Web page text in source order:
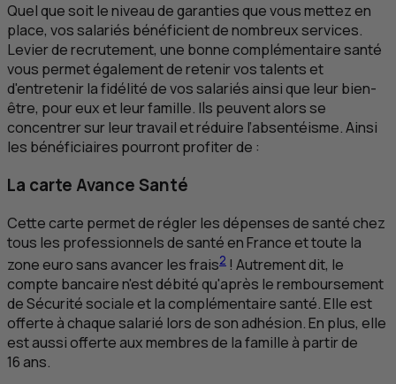
Quel que soit le niveau de garanties que vous mettez en
place, vos salariés bénéficient de nombreux services.
Levier de recrutement, une bonne complémentaire santé
vous permet également de retenir vos talents et
d'entretenir la fidélité de vos salariés ainsi que leur bien-
être, pour eux et leur famille. Ils peuvent alors se
concentrer sur leur travail et réduire l’absentéisme. Ainsi
les bénéficiaires pourront profiter de :
La carte Avance Santé
Cette carte permet de régler les dépenses de santé chez
tous les professionnels de santé en France et toute la
zone euro sans avancer les frais2 ! Autrement dit, le
compte bancaire n'est débité qu'après le remboursement
de Sécurité sociale et la complémentaire santé. Elle est
offerte à chaque salarié lors de son adhésion. En plus, elle
est aussi offerte aux membres de la famille à partir de
16 ans.